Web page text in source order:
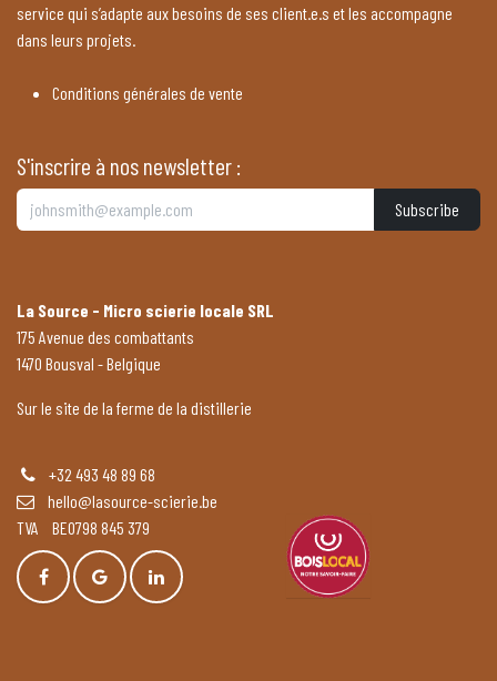
service qui s’adapte aux besoins de ses client.e.s et les accompagne
dans leurs projets.
Conditions générales de vente
S'inscrire à nos newsletter :
Subscribe
La Source - Micro scierie locale SRL
175 Avenue des combattants
1470 Bousval - Belgique
Sur le site de la ferme de la distillerie
+32 493 48 89 68
hello@lasource-scierie.be
TVA BE0798 845 379